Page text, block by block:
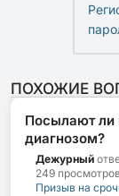
ПОХОЖИЕ
Посылают ли
диагнозом?
Дежурный
249 просмотров
Призыв на